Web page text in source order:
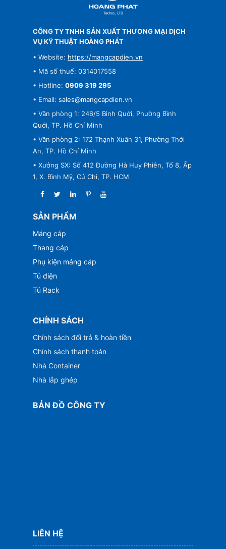
CÔNG TY TNHH SẢN XUẤT THƯƠNG MẠI DỊCH
VỤ KỸ THUẬT HOÀNG PHÁT
• Website: https://mangcapdien.vn
• Mã số thuế: 0314017558
• Hotline: 0909 319 295
• Email: sales@mangcapdien.vn
• Văn phòng 1: 246/5 Bình Quới, Phường Bình
Quới, TP. Hồ Chí Minh
• Văn phòng 2: 172 Thạnh Xuân 31, Phường Thới
An, TP. Hồ Chí Minh
• Xưởng SX: Số 412 Đường Hà Huy Phiên, Tổ 8, Ấp
1, X. Bình Mỹ, Củ Chi, TP. HCM
SẢN PHẨM
Máng cáp
Thang cáp
Phụ kiện máng cáp
Tủ điện
Tủ Rack
CHÍNH SÁCH
Chính sách đổi trả & hoàn tiền
Chính sách thanh toán
Nhà Container
Nhà lắp ghép
BẢN ĐỒ CÔNG TY
LIÊN HỆ